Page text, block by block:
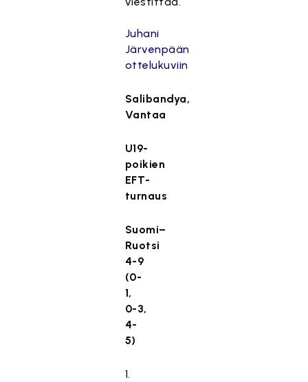
Juhani
Järvenpään
ottelukuviin
Salibandya,
Vantaa
U19-
poikien
EFT-
turnaus
Suomi–
Ruotsi
4-9
(0-
1,
0-3,
4-
5)
1.